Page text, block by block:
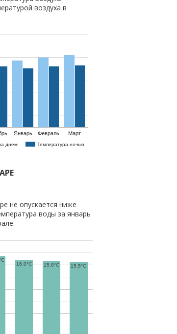
воздуха в
днем Температура ночью
Январь Февраль Март
не опускается ниже
воды за январь
16.0°C 15.8°C 15.5°C